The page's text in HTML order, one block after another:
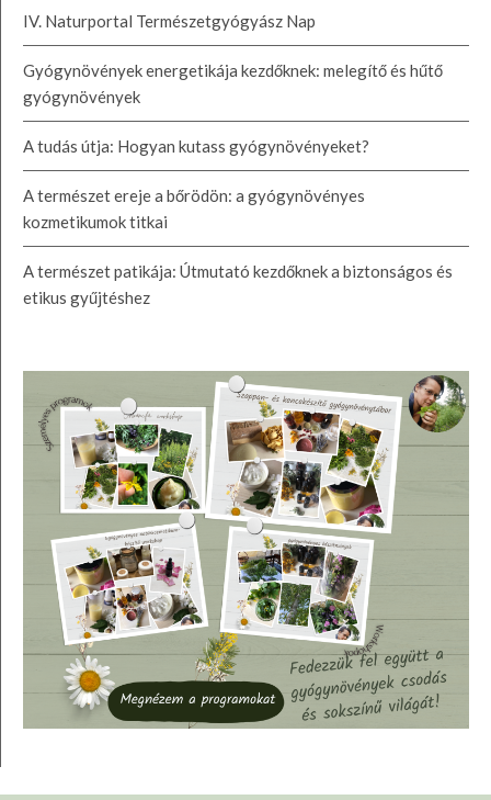
IV. Naturportal Természetgyógyász Nap
Gyógynövények energetikája kezdőknek: melegítő és hűtő
gyógynövények
A tudás útja: Hogyan kutass gyógynövényeket?
A természet ereje a bőrödön: a gyógynövényes
kozmetikumok titkai
A természet patikája: Útmutató kezdőknek a biztonságos és
etikus gyűjtéshez